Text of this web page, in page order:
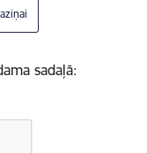
sadaļā: